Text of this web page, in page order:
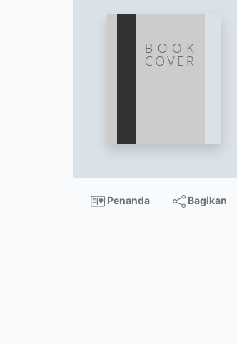
Penanda Bagikan